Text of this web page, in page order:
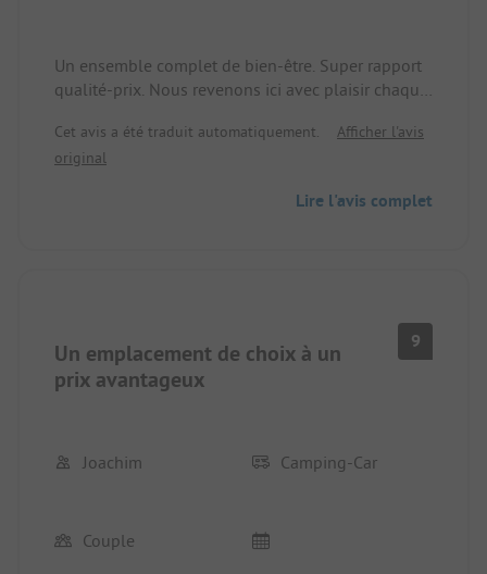
Un ensemble complet de bien-être. Super rapport
qualité-prix. Nous revenons ici avec plaisir chaque
Cet avis a été traduit automatiquement.
Afficher l'avis
original
Lire l'avis complet
Un emplacement de choix à un
prix avantageux
9
Joachim Camping-Car
Couple